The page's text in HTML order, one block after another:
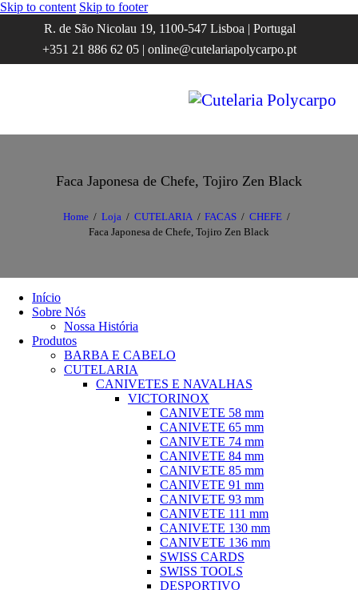
Skip to content Skip to footer
R. de São Nicolau 19, 1100-547 Lisboa | Portugal
+351 21 886 62 05 | online@cutelariapolycarpo.pt
Faca Japonesa de Chefe, Tojiro Zen Black
Home Loja CUTELARIA FACAS
CHEFE
Faca Japonesa de Chefe, Tojiro Zen Black
Início
Sobre Nós
Nossa História
Produtos
BARBA E CABELO
CUTELARIA
CANIVETES E NAVALHAS
VICTORINOX
CANIVETE 58 mm
CANIVETE 65 mm
CANIVETE 74 mm
CANIVETE 84 mm
CANIVETE 85 mm
CANIVETE 91 mm
CANIVETE 93 mm
CANIVETE 111 mm
CANIVETE 130 mm
CANIVETE 136 mm
SWISS CARDS
SWISS TOOLS
DESPORTIVO